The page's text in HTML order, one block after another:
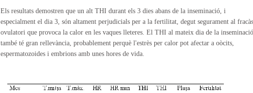
Els resultats demostren que un alt THI durant els 3 dies abans de la inseminació, i
especialment el dia 3, són altament perjudicials per a la fertilitat, degut segurament al fracàs
ovulatori que provoca la calor en les vaques lleteres. El THI al mateix dia de la inseminació
també té gran rellevància, probablement perquè l'estrès per calor pot afectar a oòcits,
espermatozoides i embrions amb unes hores de vida.